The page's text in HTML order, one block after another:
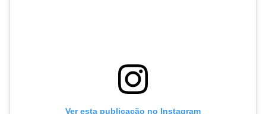
Ver esta publicação no Instagram